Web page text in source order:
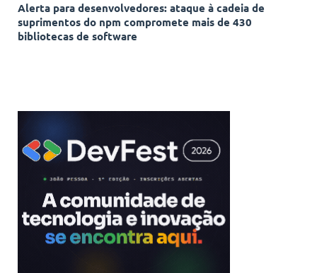
Alerta para desenvolvedores: ataque à cadeia de
suprimentos do npm compromete mais de 430
bibliotecas de software